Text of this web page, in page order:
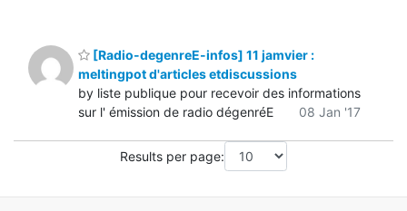
[Radio-degenreE-infos] 11 jamvier :
meltingpot d'articles etdiscussions
by liste publique pour recevoir des informations
sur l' émission de radio dégenréE
08 Jan '17
Results per page: